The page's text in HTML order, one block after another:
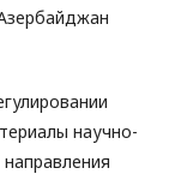
научно-